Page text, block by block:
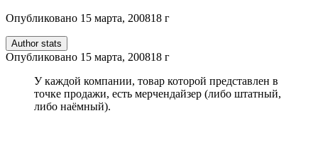
Опубликовано 15 марта, 200818 г
Author stats
Опубликовано 15 марта, 200818 г
У каждой компании, товар которой представлен в
точке продажи, есть мерчендайзер (либо штатный,
либо наёмный).